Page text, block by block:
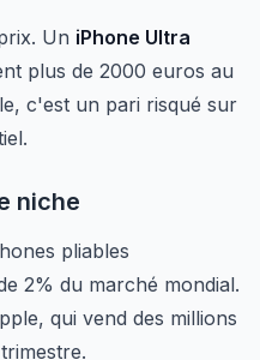
Un iPhone Ultra
plus de 2000 euros au
c'est un pari risqué sur
niche
pliables
2% du marché mondial.
qui vend des millions